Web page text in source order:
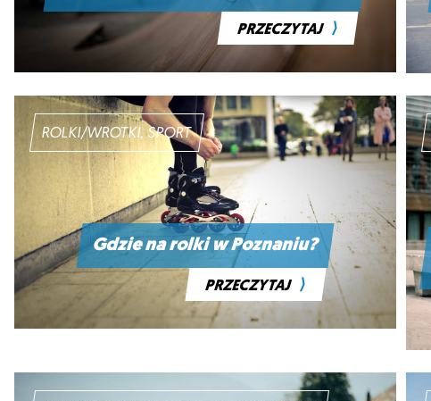
PRZECZYTAJ ⟩
ROLKI/WROTKI, SPORT
Gdzie na rolki w Poznaniu?
PRZECZYTAJ ⟩